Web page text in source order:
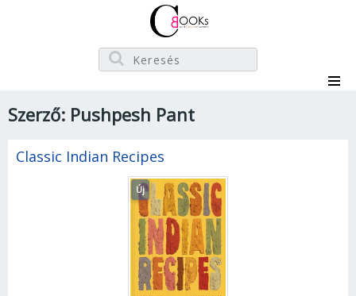
Szerző: Pushpesh Pant
Classic Indian Recipes
Új